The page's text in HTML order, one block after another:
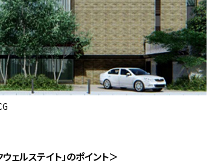
ェルステイト」のポイント＞